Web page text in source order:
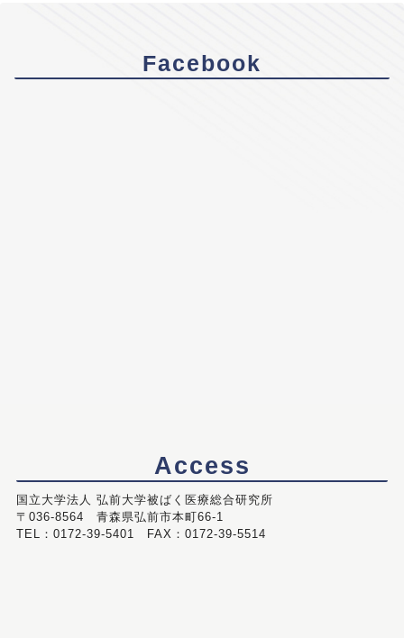
Facebook
Access
国立大学法人 弘前大学被ばく医療総合研究所
〒036-8564 青森県弘前市本町66-1
TEL：0172-39-5401 FAX：0172-39-5514